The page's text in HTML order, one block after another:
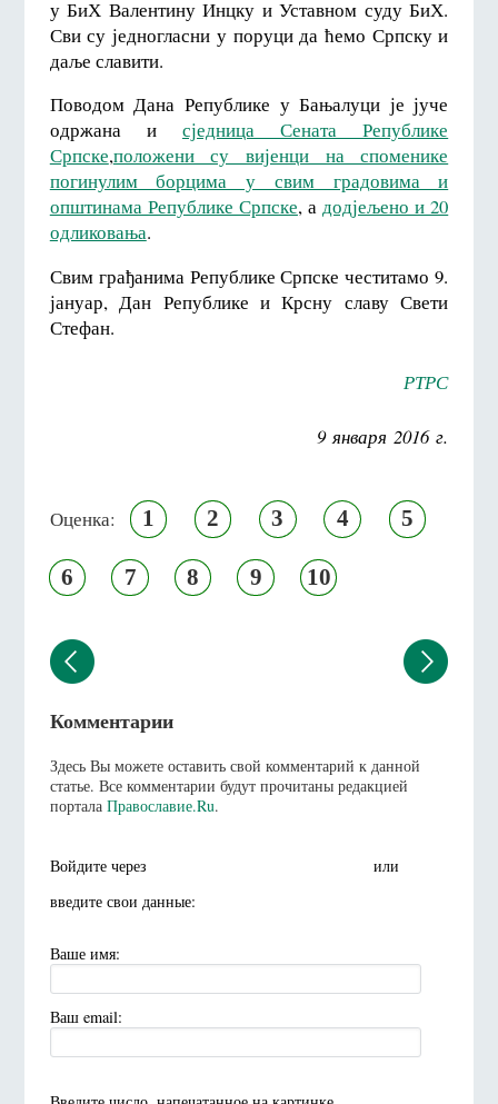
у БиХ Валентину Инцку и Уставном суду БиХ.
Сви су једногласни у поруци да ћемо Српску и
даље славити.
Поводом Дана Републике у Бањалуци је јуче
одржана и сједница Сената Републике
Српске,положени су вијенци на споменике
погинулим борцима у свим градовима и
општинама Републике Српске, адодјељено и 20
одликовања.
Свим грађанима Републике Српске честитамо 9.
јануар, Дан Републике и Крсну славу Свети
Стефан.
РТРС
9 января 2016 г.
Оценка: 1 2 3 4 5
6 7 8 9 10
Комментарии
Здесь Вы можете оставить свой комментарий к данной
статье. Все комментарии будут прочитаны редакцией
портала Православие.Ru.
Войдите через
или
введите свои данные:
Ваше имя:
Ваш email: